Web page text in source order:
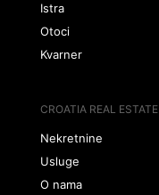
Istra
Otoci
Kvarner
CROATIA REAL ESTATE
Nekretnine
Usluge
O nama